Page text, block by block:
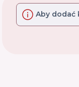
Aby dodać